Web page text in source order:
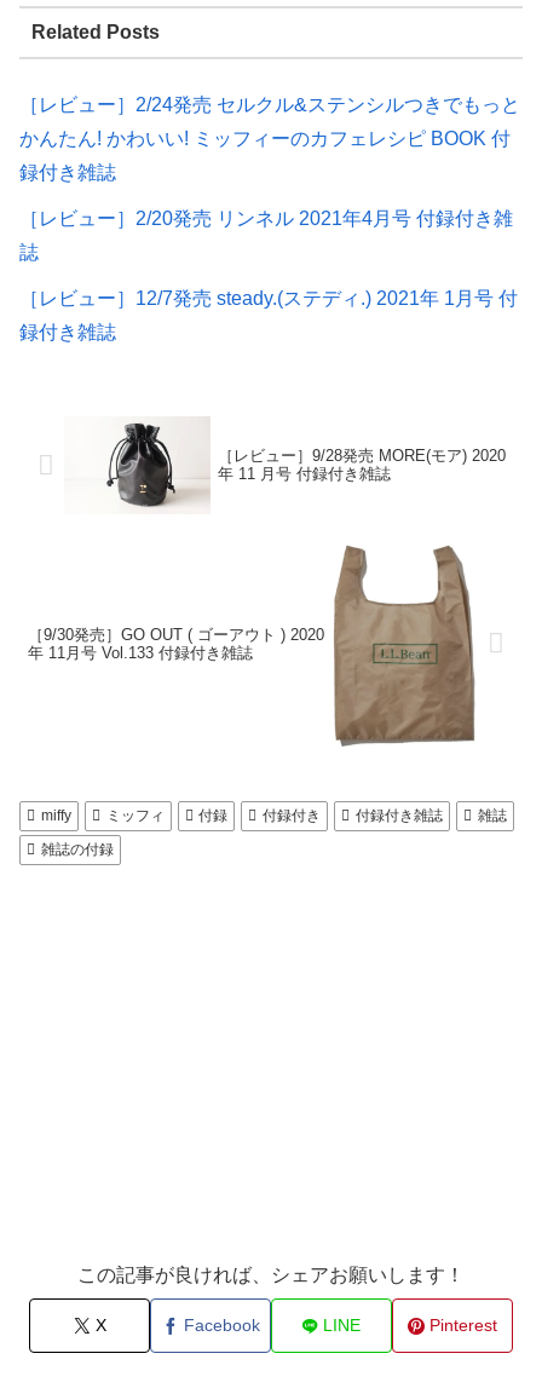
Related Posts
［レビュー］2/24発売 セルクル&ステンシルつきでもっと
かんたん! かわいい! ミッフィーのカフェレシピ BOOK 付
録付き雑誌
［レビュー］2/20発売 リンネル 2021年4月号 付録付き雑
誌
［レビュー］12/7発売 steady.(ステディ.) 2021年 1月号 付
録付き雑誌
［レビュー］9/28発売 MORE(モア) 2020
年 11 月号 付録付き雑誌
［9/30発売］GO OUT ( ゴーアウト ) 2020
年 11月号 Vol.133 付録付き雑誌
miffy ミッフィ 付録 付録付き 付録付き雑誌
雑誌
雑誌の付録
この記事が良ければ、シェアお願いします！
X Facebook LINE Pinterest